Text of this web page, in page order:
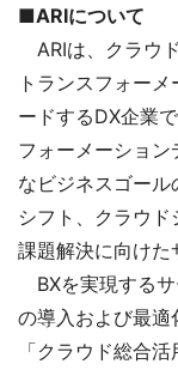
■ARIについて
ARIは、クラウ
トランスフォー
ードするDX企業
フォーメーショ
なビジネスゴー
シフト、クラウ
課題解決に向けた
BXを実現する
の導入および最適
「クラウド総合